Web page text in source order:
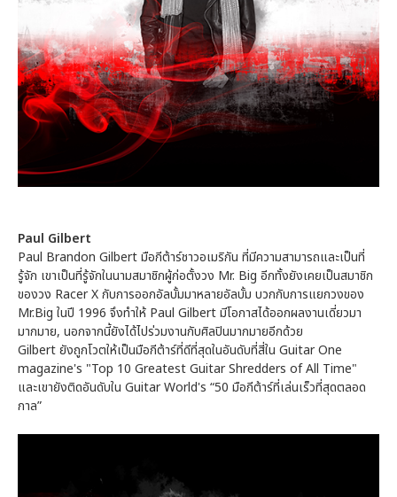
Paul Gilbert
Paul Brandon Gilbert มือกีต้าร์ชาวอเมริกัน ที่มีความสามารถและเป็นที่
รู้จัก เขาเป็นที่รู้จักในนามสมาชิกผู้ก่อตั้งวง Mr. Big อีกทั้งยังเคยเป็นสมาชิก
ของวง Racer X กับการออกอัลบั้มมาหลายอัลบั้ม บวกกับการแยกวงของ
Mr.Big ในปี 1996 จึงทำให้ Paul Gilbert มีโอกาสได้ออกผลงานเดี่ยวมา
มากมาย, นอกจากนี้ยังได้ไปร่วมงานกับศิลปินมากมายอีกด้วย
Gilbert ยังถูกโวตให้เป็นมือกีต้าร์ที่ดีที่สุดในอันดับที่สี่ใน Guitar One
magazine's "Top 10 Greatest Guitar Shredders of All Time"
และเขายังติดอันดับใน Guitar World's “50 มือกีต้าร์ที่เล่นเร็วที่สุดตลอด
กาล”